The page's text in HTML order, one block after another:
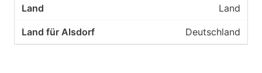
Land
Deutschland